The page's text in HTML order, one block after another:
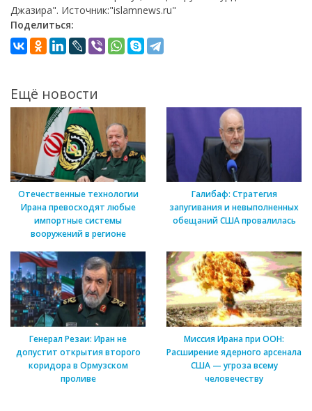
Джазира". Источник:"islamnews.ru"
Поделиться:
Ещё новости
Отечественные технологии
Ирана превосходят любые
импортные системы
вооружений в регионе
Галибаф: Стратегия
запугивания и невыполненных
обещаний США провалилась
Генерал Резаи: Иран не
допустит открытия второго
коридора в Ормузском
проливе
Миссия Ирана при ООН:
Расширение ядерного арсенала
США — угроза всему
человечеству